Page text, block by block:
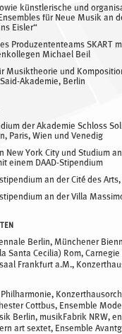
künstlerische und
für Neue Musik an
Eisler“
Produzententeams SKART
Michael Beil
Musiktheorie und
Akademie, Berlin
der Akademie Schloss
Paris, Wien und Venedig
New York City und Studium
einem DAAD-Stipendium
an der Cité des Arts,
an der Villa
Berlin, Münchener
Santa Cecilia) Rom,
Frankfurt a.M.,
Cottbus, Ensemble
Berlin, musikFabrik NRW,
art sextet, Ensemble